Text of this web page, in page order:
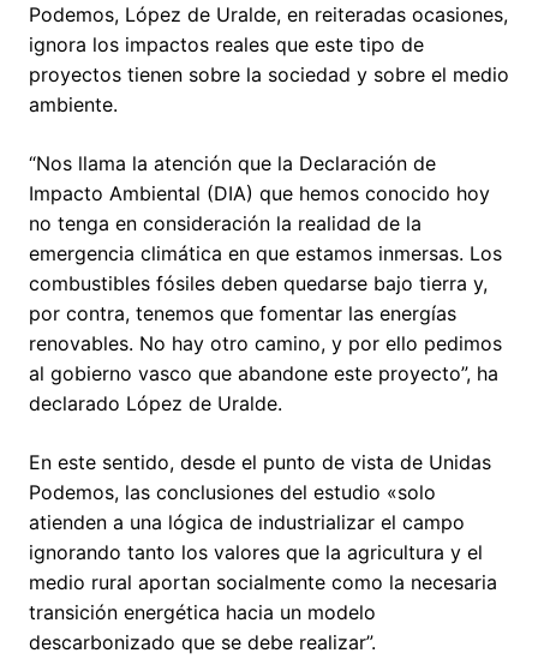
Podemos, López de Uralde, en reiteradas ocasiones,
ignora los impactos reales que este tipo de
proyectos tienen sobre la sociedad y sobre el medio
ambiente.
“Nos llama la atención que la Declaración de
Impacto Ambiental (DIA) que hemos conocido hoy
no tenga en consideración la realidad de la
emergencia climática en que estamos inmersas. Los
combustibles fósiles deben quedarse bajo tierra y,
por contra, tenemos que fomentar las energías
renovables. No hay otro camino, y por ello pedimos
al gobierno vasco que abandone este proyecto”, ha
declarado López de Uralde.
En este sentido, desde el punto de vista de Unidas
Podemos, las conclusiones del estudio «solo
atienden a una lógica de industrializar el campo
ignorando tanto los valores que la agricultura y el
medio rural aportan socialmente como la necesaria
transición energética hacia un modelo
descarbonizado que se debe realizar”.